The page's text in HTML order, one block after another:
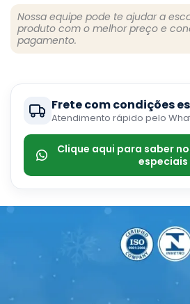
Nossa equipe pode te ajudar a
produto com o melhor preço e
pagamento.
Frete com condições
Atendimento rápido pelo
Clique aqui para saber
especiais